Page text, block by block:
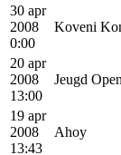
30 apr
2008
0:00
Koveni
20 apr
2008
13:00
Jeugd
19 apr
2008
13:43
Ahoy